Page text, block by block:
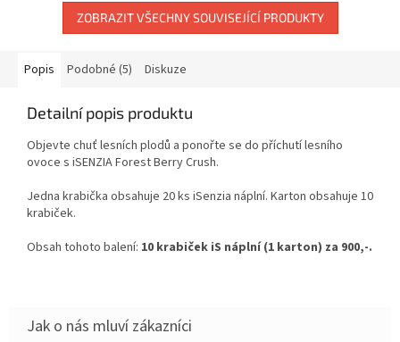
ZOBRAZIT VŠECHNY SOUVISEJÍCÍ PRODUKTY
Popis Podobné (5) Diskuze
Detailní popis produktu
Objevte chuť lesních plodů a ponořte se do příchutí lesního
ovoce s iSENZIA Forest Berry Crush.
Jedna krabička obsahuje 20 ks iSenzia náplní. Karton obsahuje 10
krabiček.
Obsah tohoto balení: 10 krabiček iS náplní (1 karton) za 900,-.